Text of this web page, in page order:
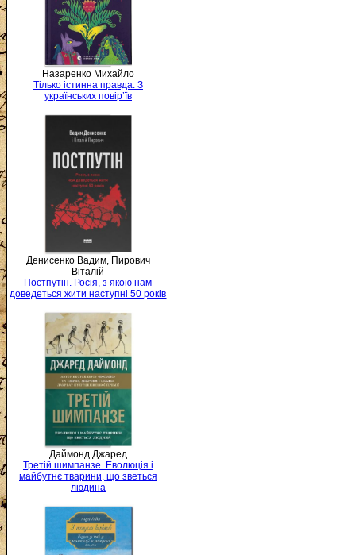
Назаренко Михайло
Тілько істинна правда. З
українських повір’їв
Денисенко Вадим, Пирович
Віталій
Постпутін. Росія, з якою нам
доведеться жити наступні 50 років
Даймонд Джаред
Третій шимпанзе. Еволюція і
майбутнє тварини, що зветься
людина